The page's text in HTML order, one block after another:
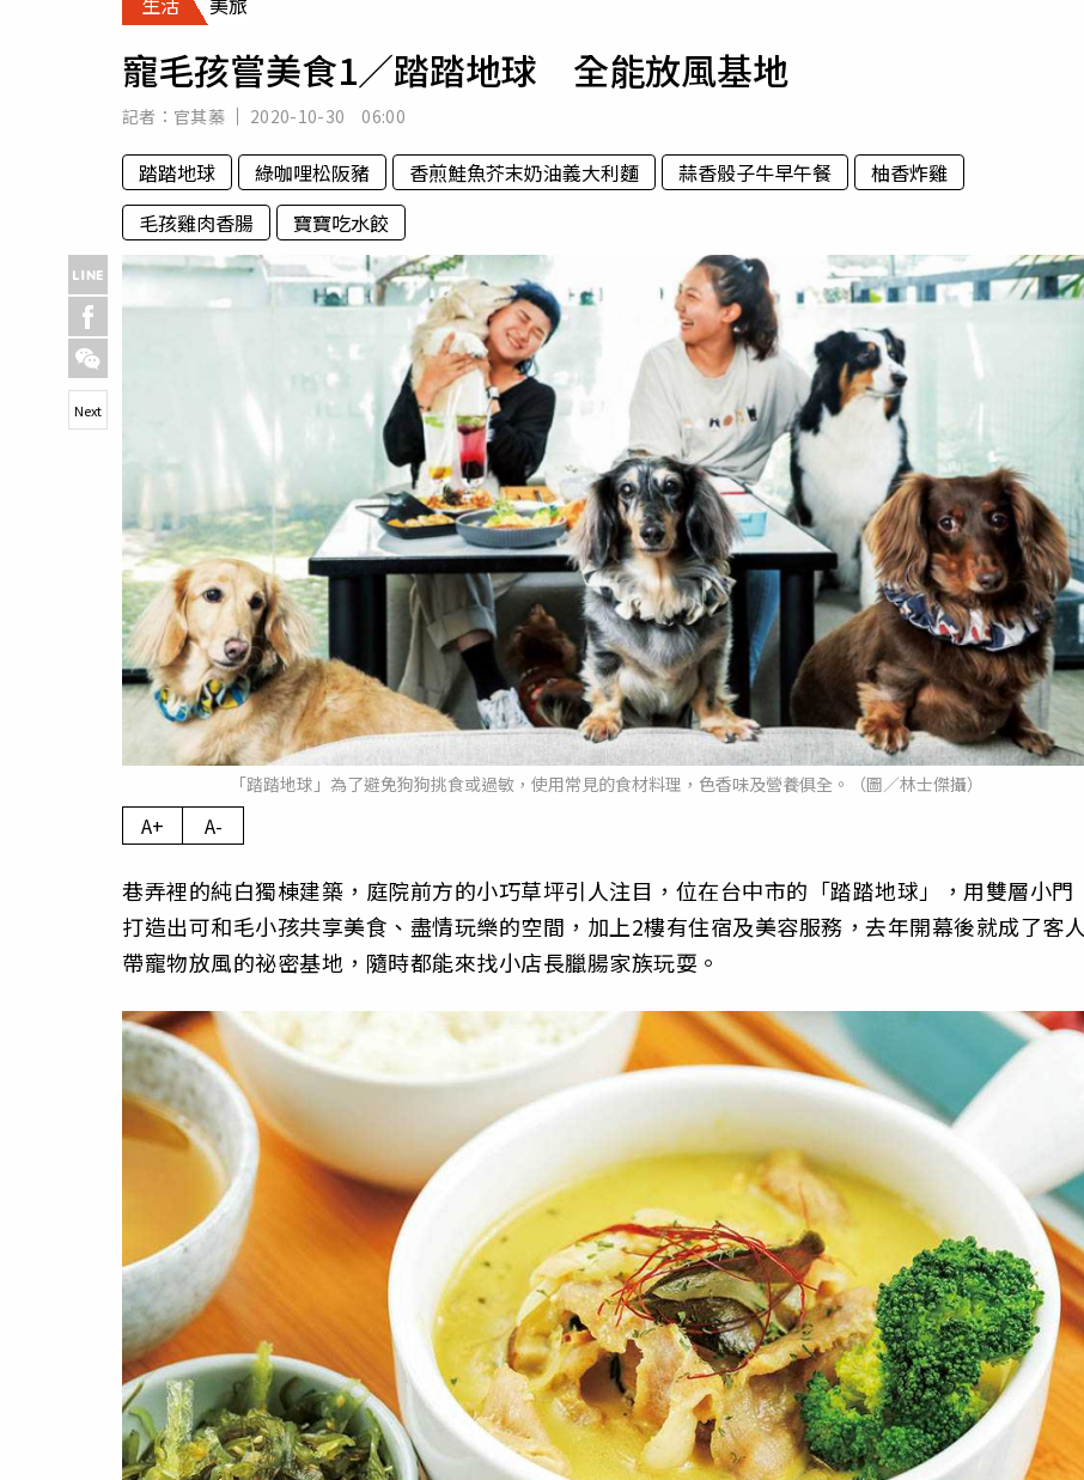
專欄
房產新勢力
運勢
梅酒
寵毛孩嘗美食1／踏踏地球 全能放風基地
記者： 官其蓁 2020-10-30 06:00
踏踏地球 綠咖哩松阪豬 香煎鮭魚芥末奶油義大利麵 蒜香骰子牛早午餐
柚香炸雞
毛孩雞肉香腸
寶寶吃水餃
「踏踏地球」為了避免狗狗挑食或過敏，使用常見的食材料理，色香味及營養俱全。（圖／林士傑攝）
Next
A+ A-
巷弄裡的純白獨棟建築，庭院前方的小巧草坪引人注目，位在台中市的「踏踏地球」，用雙層小門
打造出可和毛小孩共享美食、盡情玩樂的空間，加上2樓有住宿及美容服務，去年開幕後就成了客人
帶寵物放風的祕密基地，隨時都能來找小店長臘腸家族玩耍。